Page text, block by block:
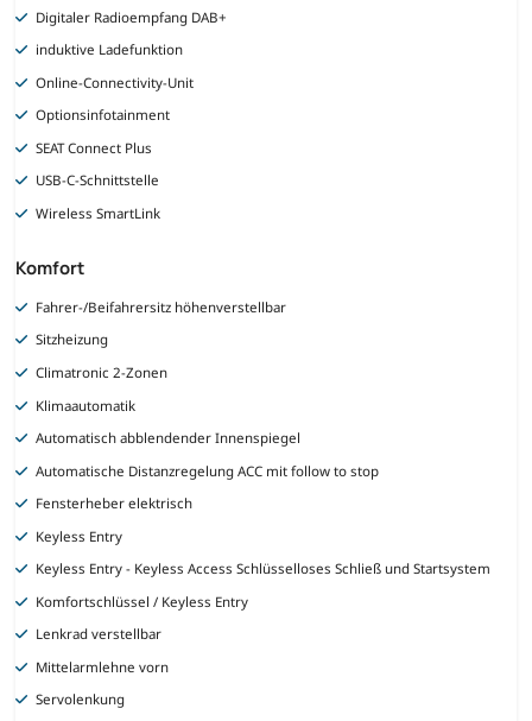
Digitaler Radioempfang DAB+
induktive Ladefunktion
Online-Connectivity-Unit
Optionsinfotainment
SEAT Connect Plus
USB-C-Schnittstelle
Wireless SmartLink
Komfort
Fahrer-/Beifahrersitz höhenverstellbar
Sitzheizung
Climatronic 2-Zonen
Klimaautomatik
Automatisch abblendender Innenspiegel
Automatische Distanzregelung ACC mit follow to stop
Fensterheber elektrisch
Keyless Entry
Keyless Entry - Keyless Access Schlüsselloses Schließ und Startsystem
Komfortschlüssel / Keyless Entry
Lenkrad verstellbar
Mittelarmlehne vorn
Servolenkung